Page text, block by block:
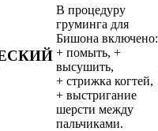
В процедуру
груминга для
Бишона включено:
+ помыть, +
высушить,
+ стрижка когтей,
+ выстригание
шерсти между
пальчиками.